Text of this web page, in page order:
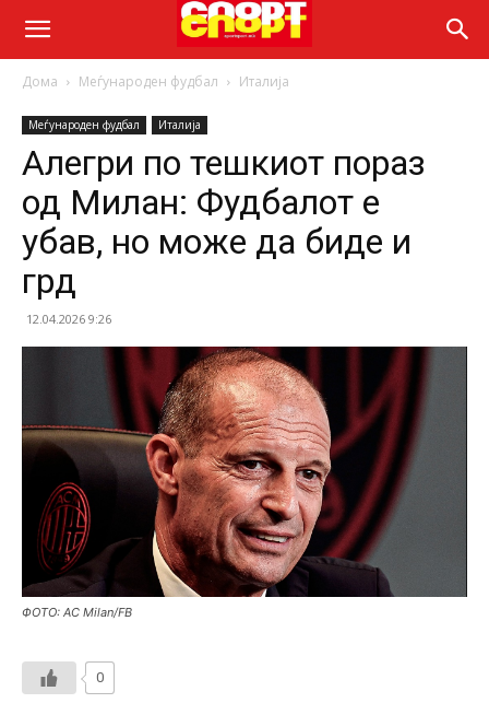
Дома Меѓународен фудбал Италија
Меѓународен фудбал Италија
Алегри по тешкиот пораз
од Милан: Фудбалот е
убав, но може да биде и
грд
12.04.2026 9:26
ФОТО: AC Milan/FB
0